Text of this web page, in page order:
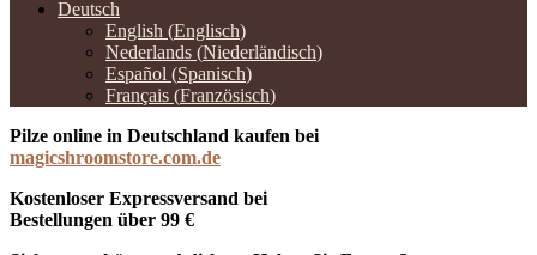
Deutsch
English (Englisch)
Nederlands (Niederländisch)
Español (Spanisch)
Français (Französisch)
Pilze online in Deutschland kaufen bei
magicshroomstore.com.de
Kostenloser Expressversand bei
Bestellungen über 99 €